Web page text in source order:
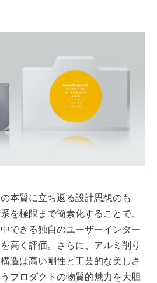
本質に⽴ち返る設計思想のも
を極限まで簡素化することで、
できる独⾃のユーザーインター
⾼く評価。さらに、アルミ削り
造は⾼い剛性と⼯芸的な美しさ
プロダクトの物質的魅⼒を⼤胆